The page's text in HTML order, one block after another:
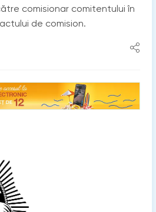
comisionar comitentului în
de comision.